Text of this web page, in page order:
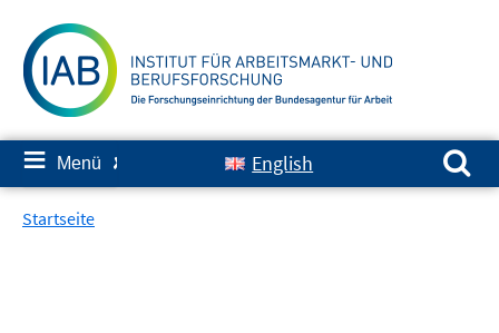
zum
Inhalt
≡ Menü ✘ English
Suchen nach:
Startseite